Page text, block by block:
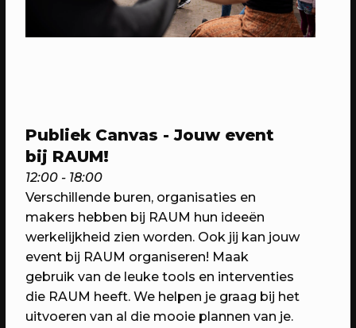
wandelen en plastic rapen voor een
groene buurt!
Publiek Canvas - Jouw event
bij RAUM!
12:00 - 18:00
Verschillende buren, organisaties en
makers hebben bij RAUM hun ideeën
werkelijkheid zien worden. Ook jij kan jouw
event bij RAUM organiseren! Maak
gebruik van de leuke tools en interventies
die RAUM heeft. We helpen je graag bij het
uitvoeren van al die mooie plannen van je.